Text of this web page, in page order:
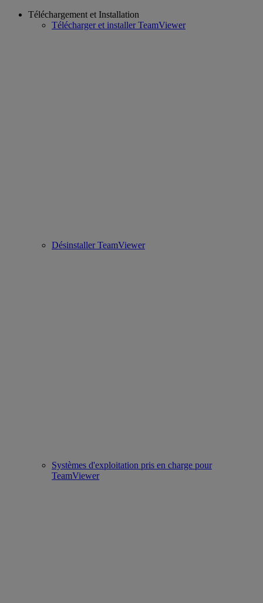
Téléchargement et Installation
Télécharger et installer TeamViewer
Désinstaller TeamViewer
Systèmes d'exploitation pris en charge pour
TeamViewer